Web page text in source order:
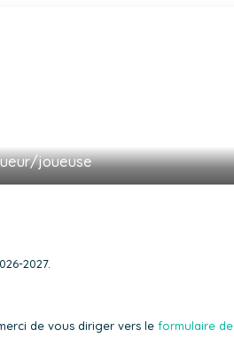
joueuse
2027.
de vous diriger vers le formulaire de